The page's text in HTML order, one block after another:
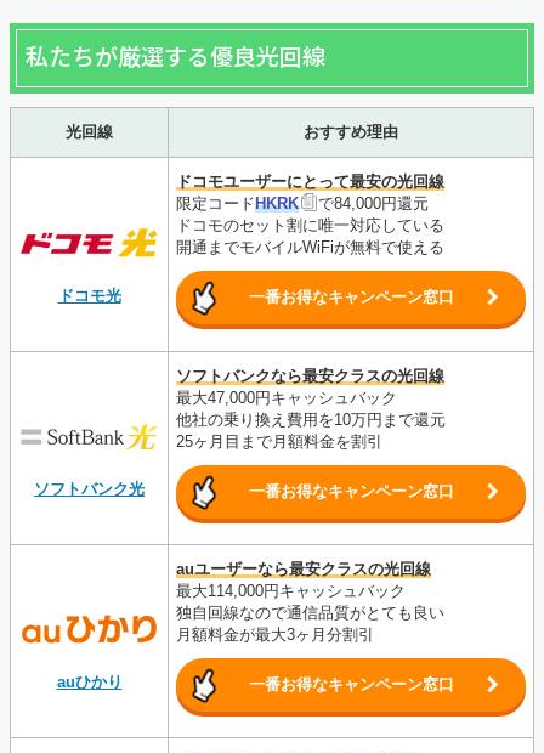
私たちが厳選する優良光回線
光回線 おすすめ理由
ドコモ光
ドコモユーザーにとって最安の光回線
限定コードHKRK
で84,000円還元
ドコモのセット割に唯一対応している
開通までモバイルWiFiが無料で使える
一番お得なキャンペーン窓口
ソフトバンク光
ソフトバンクなら最安クラスの光回線
最大47,000円キャッシュバック
他社の乗り換え費用を10万円まで還元
25ヶ月目まで月額料金を割引
一番お得なキャンペーン窓口
auひかり
auユーザーなら最安クラスの光回線
最大114,000円キャッシュバック
独自回線なので通信品質がとても良い
月額料金が最大3ヶ月分割引
一番お得なキャンペーン窓口